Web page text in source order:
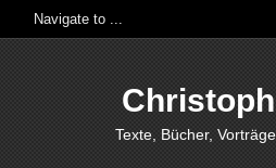
Texte, Bücher,